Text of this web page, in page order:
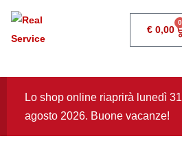
€ 0,00
0
Lo shop online riaprirà lunedì 31
agosto 2026. Buone vacanze!